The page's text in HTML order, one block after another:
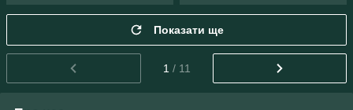
Показати ще
1 / 11